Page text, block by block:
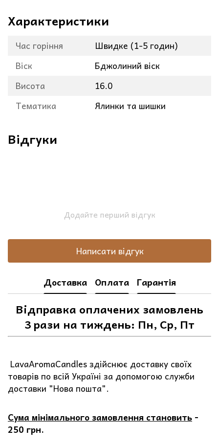
Характеристики
Час горіння
Швидке (1-5 годин)
Віск
Бджолиний віск
Висота
16.0
Тематика
Ялинки та шишки
Відгуки
Додайте перший відгук
Написати відгук
Доставка Оплата Гарантія
Відправка оплачених замовлень
3 рази на тиждень: Пн, Ср, Пт
LavaAromaCandles здійснює доставку своїх
товарів по всій Україні за допомогою служби
доставки "Нова пошта".
Сума мінімального замовлення становить -
250 грн.